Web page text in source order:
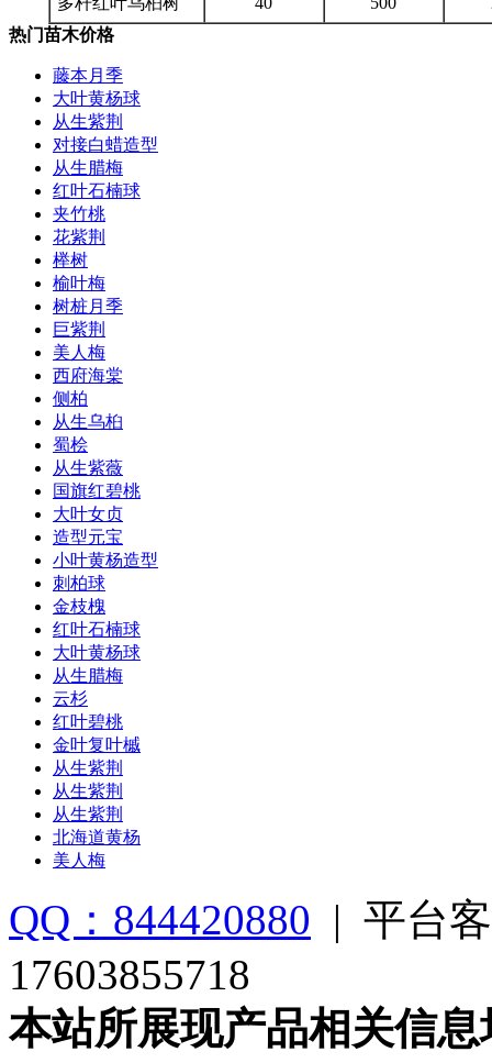
热门苗木价格
藤本月季
大叶黄杨球
从生紫荆
对接白蜡造型
从生腊梅
红叶石楠球
夹竹桃
花紫荆
榉树
榆叶梅
树桩月季
巨紫荆
美人梅
西府海棠
侧柏
从生乌桕
蜀桧
从生紫薇
国旗红碧桃
大叶女贞
造型元宝
小叶黄杨造型
刺柏球
金枝槐
红叶石楠球
大叶黄杨球
从生腊梅
云杉
红叶碧桃
金叶复叶槭
从生紫荆
从生紫荆
从生紫荆
北海道黄杨
美人梅
QQ：844420880 | 平台
17603855718
本站所展现产品相关信